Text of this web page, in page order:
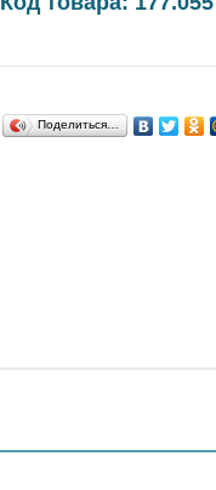
Поделиться…